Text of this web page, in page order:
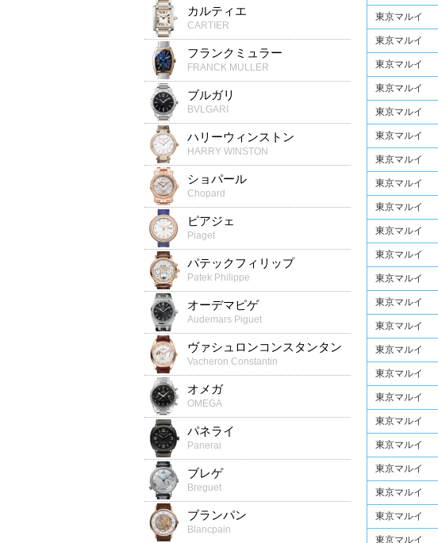
東京マルイ
東京マルイ
東京マルイ
東京マルイ
東京マルイ
東京マルイ
東京マルイ
東京マルイ
東京マルイ
東京マルイ
東京マルイ
東京マルイ
東京マルイ
東京マルイ
東京マルイ
東京マルイ
東京マルイ
東京マルイ
東京マルイ
東京マルイ
東京マルイ
東京マルイ
東京マルイ
カルティエ
CARTIER
フランクミュラー
FRANCK MULLER
ブルガリ
BVLGARI
ハリーウィンストン
HARRY WINSTON
ショパール
Chopard
ピアジェ
Piaget
パテックフィリップ
Patek Philippe
オーデマピゲ
Audemars Piguet
ヴァシュロンコンスタンタン
Vacheron Constantin
オメガ
OMEGA
パネライ
Panerai
ブレゲ
Breguet
ブランパン
Blancpain